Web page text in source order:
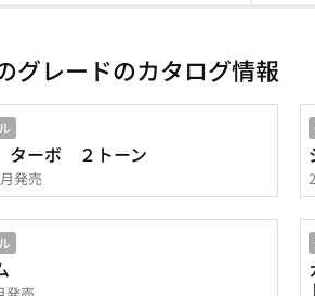
グレードのカタログ情報
ーボ ２トーン
発売